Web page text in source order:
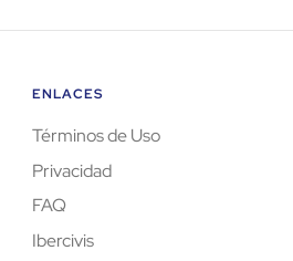
ENLACES
Términos de Uso
Privacidad
FAQ
Ibercivis